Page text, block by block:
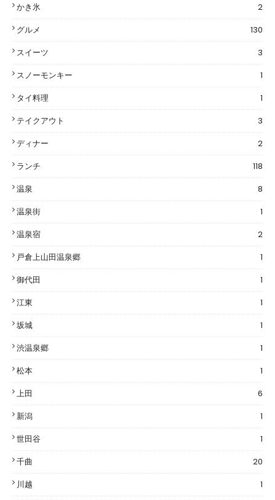
かき氷
2
グルメ
130
スイーツ
3
スノーモンキー
1
タイ料理
1
テイクアウト
3
ディナー
2
ランチ
118
温泉
8
温泉街
1
温泉宿
2
戸倉上山田温泉郷
1
御代田
1
江東
1
坂城
1
渋温泉郷
1
松本
1
上田
6
新潟
1
世田谷
1
千曲
20
川越
1